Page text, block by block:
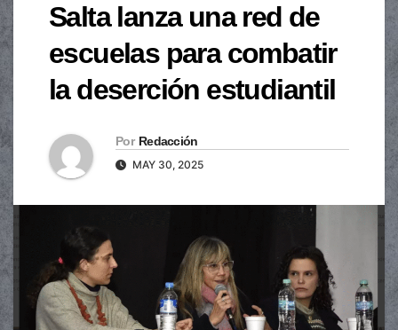
Salta lanza una red de
escuelas para combatir
la deserción estudiantil
Por Redacción
MAY 30, 2025